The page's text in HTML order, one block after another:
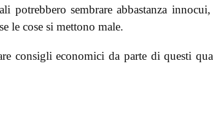
sembrare abbastanza
le cose si mettono male.
consigli economici da parte di questi